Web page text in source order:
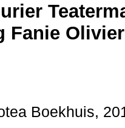
Fanie
Boekhuis,